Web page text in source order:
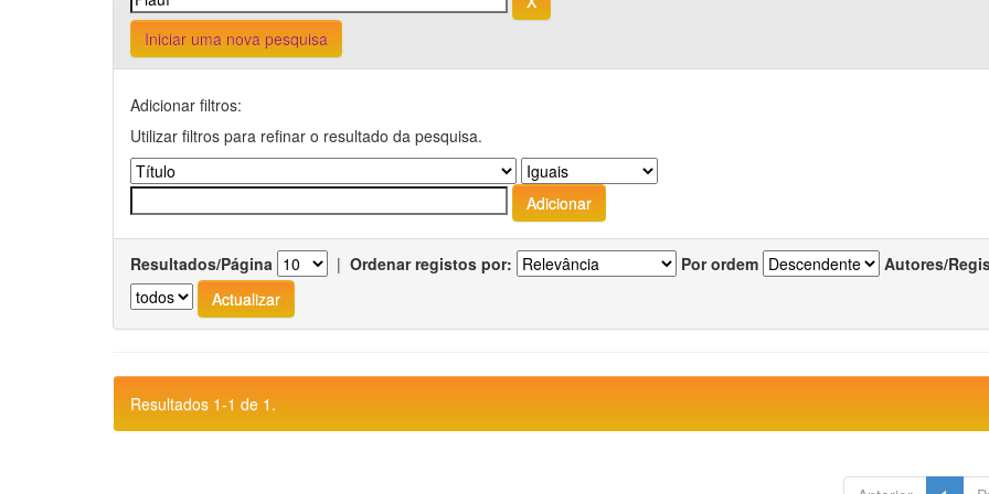
Iniciar uma nova pesquisa
Adicionar filtros:
Utilizar filtros para refinar o resultado da pesquisa.
Resultados/Página | Ordenar registos por: Por ordem Autores/
Resultados 1-1 de 1.